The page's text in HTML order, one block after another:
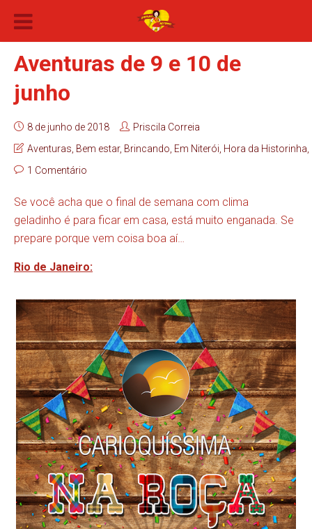
Aventuras de 9 e 10 de
junho
8 de junho de 2018
Priscila Correia
Aventuras Bem estar, Brincando Em Niterói Hora da Historinha
1 Comentário
Se você acha que o final de semana com clima
geladinho é para ficar em casa, está muito enganada. Se
prepare porque vem coisa boa aí…
Rio de Janeiro: